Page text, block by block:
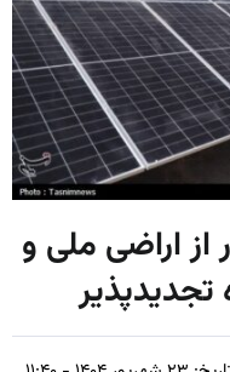
هکتار از اراضی ملی و